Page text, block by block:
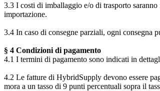
3.3 I costi di imballaggio e/o di trasporto
importazione.
3.4 In caso di consegne parziali, ogni consegna
§ 4 Condizioni di pagamento
4.1 I termini di pagamento sono indicati in
4.2 Le fatture di HybridSupply devono essere
mora a un tasso di 9 punti percentuali sopra il